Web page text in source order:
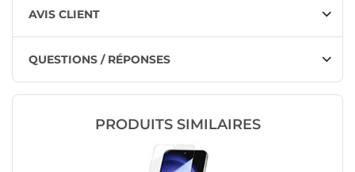
AVIS CLIENT
QUESTIONS / RÉPONSES
PRODUITS SIMILAIRES